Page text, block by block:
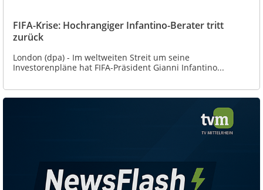
FIFA-Krise: Hochrangiger Infantino-Berater tritt
zurück
London (dpa) - Im weltweiten Streit um seine
Investorenpläne hat FIFA-Präsident Gianni Infantino...